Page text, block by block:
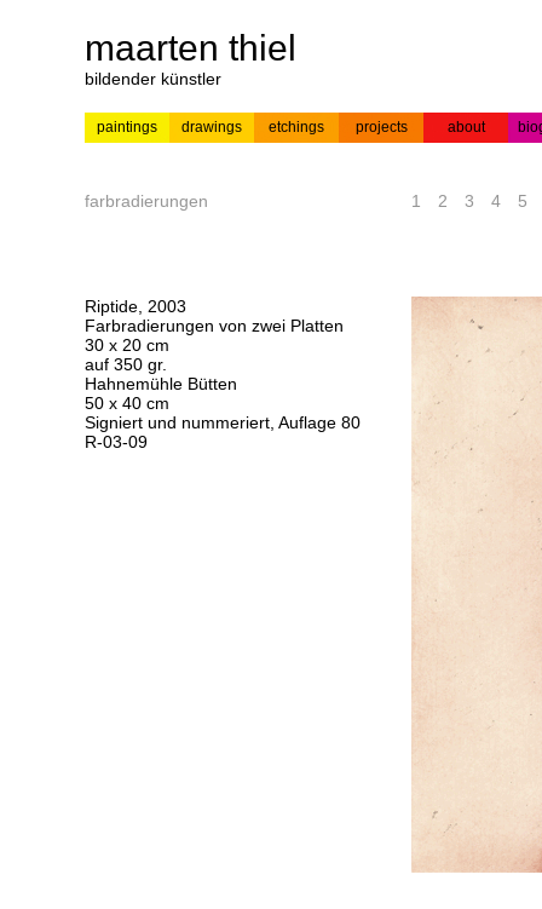
maarten thiel
bildender künstler
paintings drawings etchings projects about
farbradierungen 1 2 3 4 5
Riptide, 2003
Farbradierungen von zwei Platten
30 x 20 cm
auf 350 gr.
Hahnemühle Bütten
50 x 40 cm
Signiert und nummeriert, Auflage 80
R-03-09